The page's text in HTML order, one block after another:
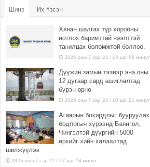
Шинэ Их Үзсэн
Хянан шалгах түр хорооны
нотлох баримттай нээлттэй
танилцах боломжтой боллоо.
2026 оны 7 сар 23 / 15 цаг 58 минут
Дүүжин замын тээвэр энэ оны
12 дугаар сард ашиглалтад
бүрэн орно
2026 оны 7 сар 23 / 10 цаг 21 минут
Агаарын бохирдлыг бууруулах
бодлогын хүрээнд Баянгол,
Чингэлтэй дүүргийн 5000
өрхийг хийн халаалтад
шилжүүлэв
2026 оны 7 сар 22 / 17 цаг 14 минут